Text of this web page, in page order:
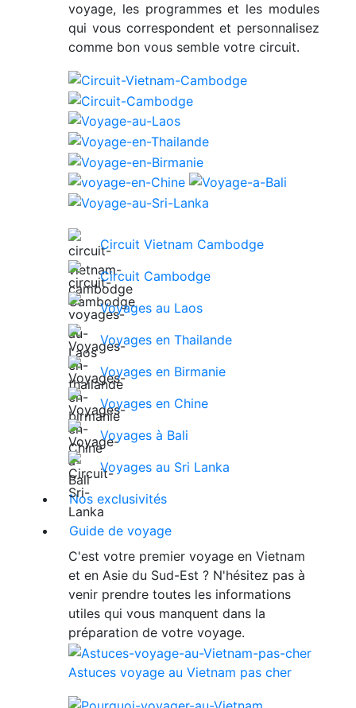
voyage, les programmes et les modules
qui vous correspondent et personnalisez
comme bon vous semble votre circuit.
Circuit Vietnam Cambodge
Circuit Cambodge
Voyages au Laos
Voyages en Thailande
Voyages en Birmanie
Voyages en Chine
Voyages à Bali
Voyages au Sri Lanka
Nos exclusivités
Guide de voyage
C'est votre premier voyage en Vietnam
et en Asie du Sud-Est ? N'hésitez pas à
venir prendre toutes les informations
utiles qui vous manquent dans la
préparation de votre voyage.
Astuces voyage au Vietnam pas cher